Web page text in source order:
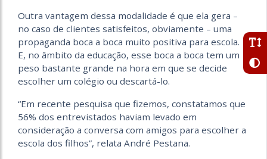
Outra vantagem dessa modalidade é que ela gera –
no caso de clientes satisfeitos, obviamente – uma
propaganda boca a boca muito positiva para escola.
E, no âmbito da educação, esse boca a boca tem um
peso bastante grande na hora em que se decide
escolher um colégio ou descartá-lo.
“Em recente pesquisa que fizemos, constatamos que
56% dos entrevistados haviam levado em
consideração a conversa com amigos para escolher a
escola dos filhos”, relata André Pestana.